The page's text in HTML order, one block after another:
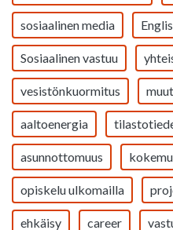
sosiaalinen media
Sosiaalinen vastuu
vesistönkuormitus
aaltoenergia
asunnottomuus
opiskelu ulkomailla
ehkäisy career